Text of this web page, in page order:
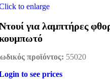
to enlarge
για λαμπτήρες
προϊόντος: 55020
to see prices